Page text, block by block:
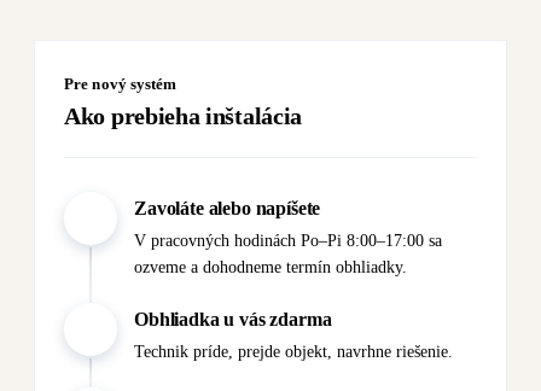
Pre nový systém
Ako prebieha inštalácia
Zavoláte alebo napíšete
V pracovných hodinách Po–Pi 8:00–17:00 sa
ozveme a dohodneme termín obhliadky.
Obhliadka u vás zdarma
Technik príde, prejde objekt, navrhne riešenie.